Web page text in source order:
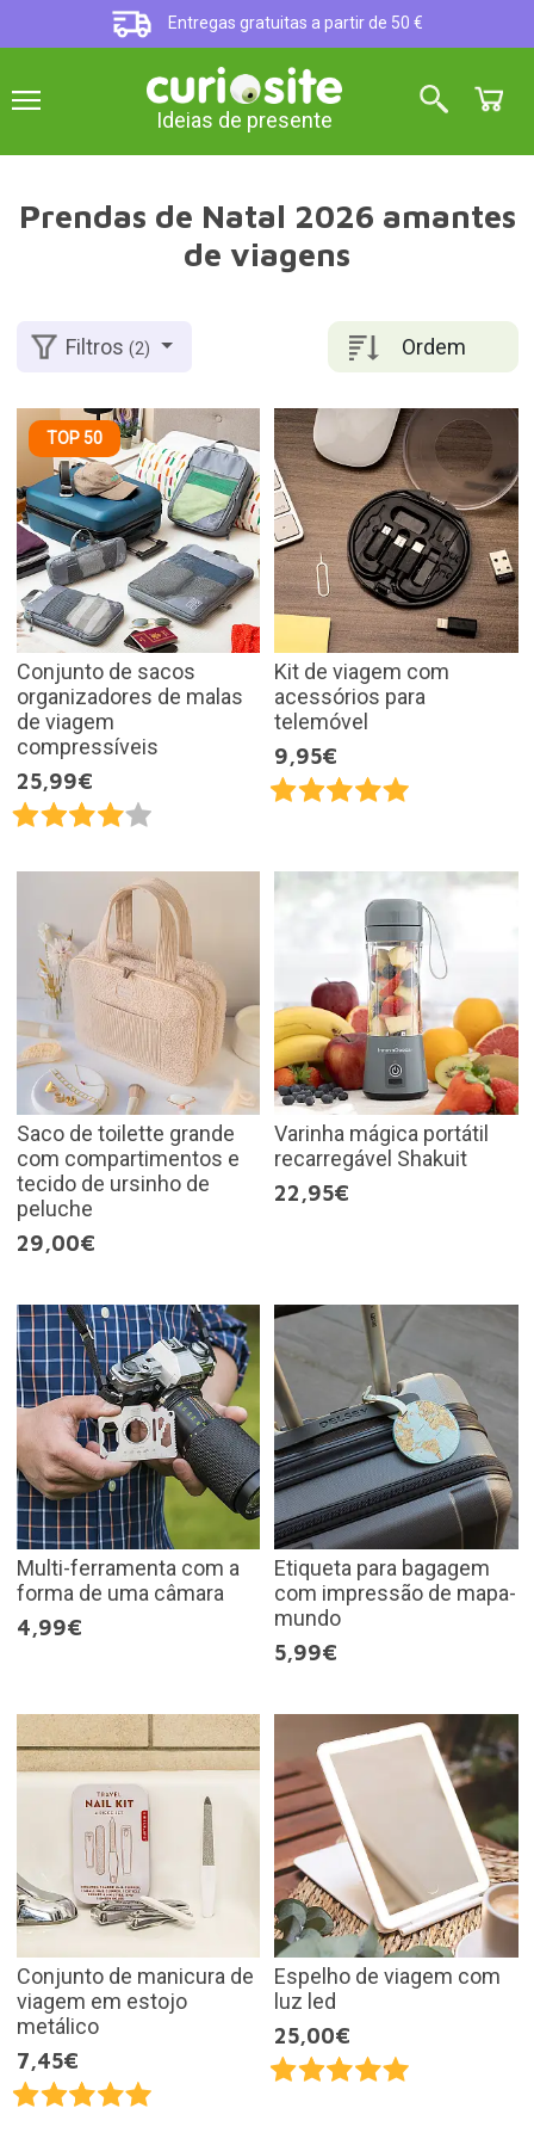
Entregas gratuitas a partir de 50 €
Ideias de presente
Prendas de Natal 2026 amantes
de viagens
Ordem
Filtros(2)
TOP 50
Conjunto de sacos
organizadores de malas
de viagem
compressíveis
25,99€
Kit de viagem com
acessórios para
telemóvel
9,95€
Saco de toilette grande
com compartimentos e
tecido de ursinho de
peluche
29,00€
Varinha mágica portátil
recarregável Shakuit
22,95€
Multi-ferramenta com a
forma de uma câmara
4,99€
Etiqueta para bagagem
com impressão de mapa-
mundo
5,99€
Conjunto de manicura de
viagem em estojo
metálico
7,45€
Espelho de viagem com
luz led
25,00€